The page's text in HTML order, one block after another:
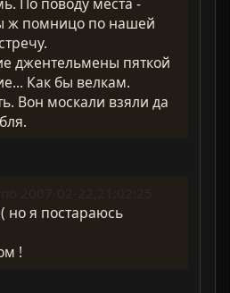
По поводу места -
ж помницо по нашей
джентельмены пяткой
Как бы велкам.
Вон москали взяли да
но я постараюсь
!